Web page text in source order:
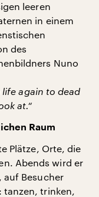
leeren
in einem
des
Nuno
again to dead
at.“
Raum
Plätze, Orte, die
Abends wird er
auf Besucher
tanzen, trinken,